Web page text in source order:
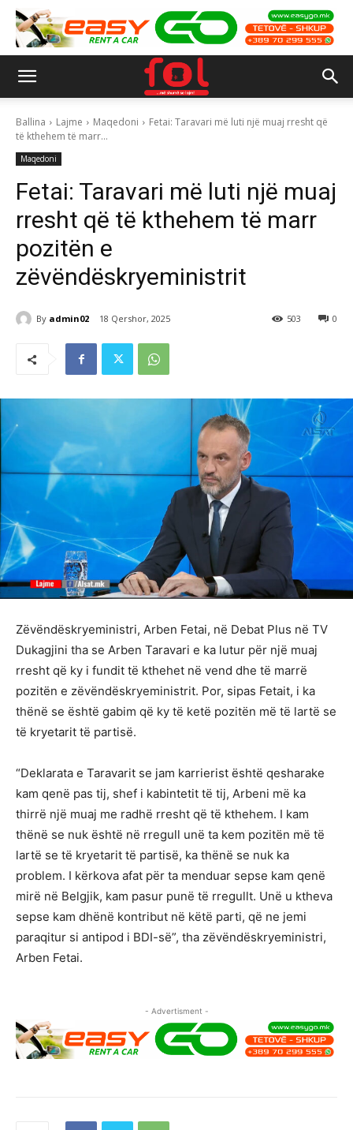
Ballina Lajme Maqedoni
Fetai: Taravari më luti një muaj rresht që
të kthehem të marr...
Maqedoni
Fetai: Taravari më luti një muaj
rresht që të kthehem të marr
pozitën e
zëvëndëskryeministrit
By admin02 18 Qershor, 2025 0
503
Zëvëndëskryeministri, Arben Fetai, në Debat Plus në TV
Dukagjini tha se Arben Taravari e ka lutur për një muaj
rresht që ky i fundit të kthehet në vend dhe të marrë
pozitën e zëvëndëskryeministrit. Por, sipas Fetait, i ka
thënë se është gabim që ky të ketë pozitën më të lartë se
të kryetarit të partisë.
“Deklarata e Taravarit se jam karrierist është qesharake
kam qenë pas tij, shef i kabintetit të tij, Arbeni më ka
thirrë një muaj me radhë rresht që të kthehem. I kam
thënë se nuk është në rregull unë ta kem pozitën më të
lartë se të kryetarit të partisë, ka thënë se nuk ka
problem. I kërkova afat për ta menduar sepse kam qenë
mirë në Belgjik, kam pasur punë të rregullt. Unë u ktheva
sepse kam dhënë kontribut në këtë parti, që ne jemi
paraqitur si antipod i BDI-së”, tha zëvëndëskryeministri,
Arben Fetai.
- Advertisment -